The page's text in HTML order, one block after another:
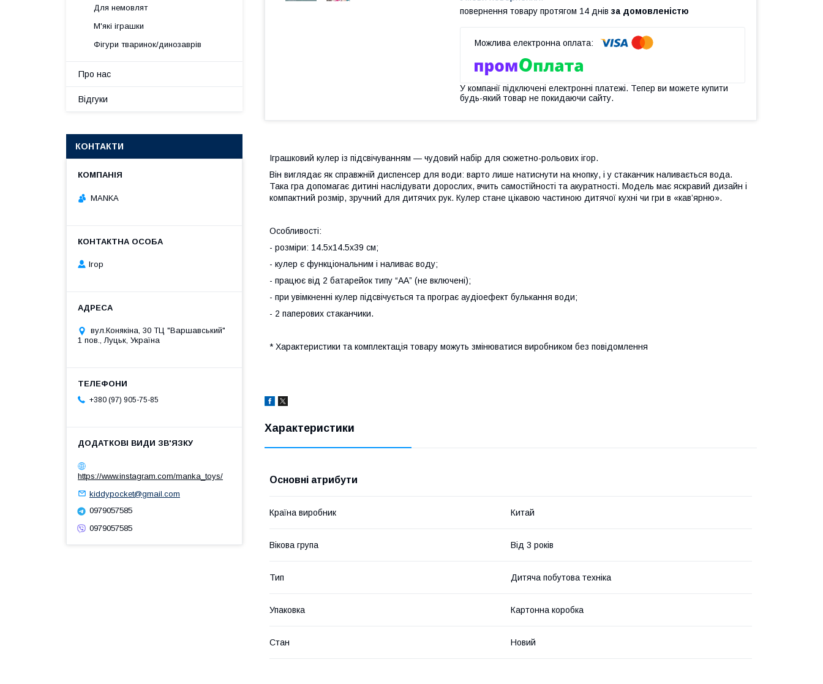
повернення товару протягом 14 днів за домовленістю
У компанії підключені електронні платежі. Тепер ви можете купити
будь-який товар не покидаючи сайту.
Іграшковий кулер із підсвічуванням — чудовий набір для сюжетно-рольових ігор.
Він виглядає як справжній диспенсер для води: варто лише натиснути на кнопку, і у стаканчик наливається вода.
Така гра допомагає дитині наслідувати дорослих, вчить самостійності та акуратності. Модель має яскравий дизайн і
компактний розмір, зручний для дитячих рук. Кулер стане цікавою частиною дитячої кухні чи гри в «кав’ярню».
Особливості:
- розміри: 14.5х14.5х39 см;
- кулер є функціональним і наливає воду;
- працює від 2 батарейок типу “АА” (не включені);
- при увімкненні кулер підсвічується та програє аудіоефект булькання води;
- 2 паперових стаканчики.
* Характеристики та комплектація товару можуть змінюватися виробником без повідомлення
Характеристики
Основні атрибути
Країна виробник Китай
Вікова група Від 3 років
Тип Дитяча побутова техніка
Упаковка Картонна коробка
Стан Новий
Для немовлят
М'які іграшки
Фігури тваринок/динозаврів
Про нас
Відгуки
КОНТАКТИ
MANKA
Ігор
вул.Конякіна, 30 ТЦ "Варшавський"
1 пов., Луцьк, Україна
+380 (97) 905-75-85
https://www.instagram.com/manka_toys/
kiddypocket@gmail.com
0979057585
0979057585